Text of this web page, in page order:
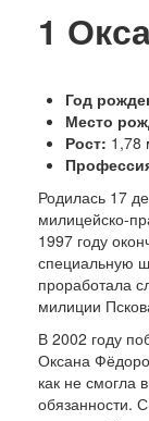
1
Год
Место
Рост: 1,78
Родилась 17
милицейско-
1997 году
специальную
проработала
милиции
В 2002 году
Оксана
как не смогла
обязанности.